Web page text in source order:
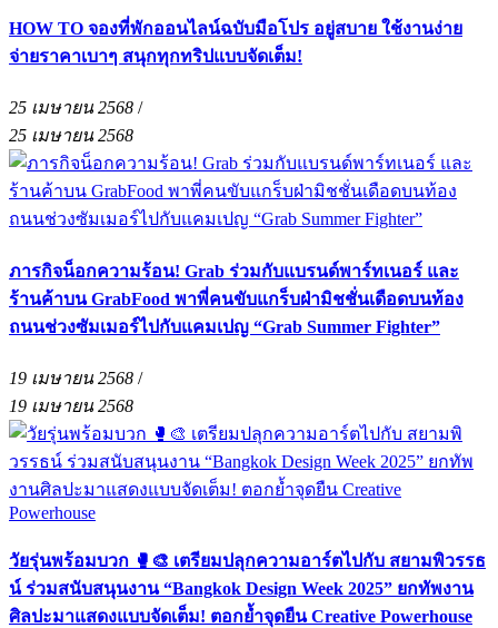
HOW TO จองที่พักออนไลน์ฉบับมือโปร อยู่สบาย ใช้งานง่าย
จ่ายราคาเบาๆ สนุกทุกทริปแบบจัดเต็ม!
25 เมษายน 2568 /
25 เมษายน 2568
ภารกิจน็อกความร้อน! Grab ร่วมกับแบรนด์พาร์ทเนอร์ และ
ร้านค้าบน GrabFood พาพี่คนขับแกร็บฝ่ามิชชั่นเดือดบนท้อง
ถนนช่วงซัมเมอร์ไปกับแคมเปญ “Grab Summer Fighter”
19 เมษายน 2568 /
19 เมษายน 2568
วัยรุ่นพร้อมบวก 🥊🎨 เตรียมปลุกความอาร์ตไปกับ สยามพิวรรธ
น์ ร่วมสนับสนุนงาน “Bangkok Design Week 2025” ยกทัพงาน
ศิลปะมาแสดงแบบจัดเต็ม! ตอกย้ำจุดยืน Creative Powerhouse